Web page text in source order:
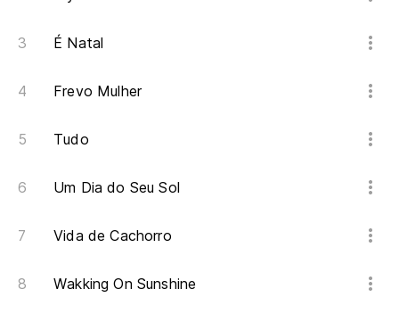
É Natal
Frevo Mulher
Tudo
Um Dia do Seu Sol
Vida de Cachorro
Wakking On Sunshine